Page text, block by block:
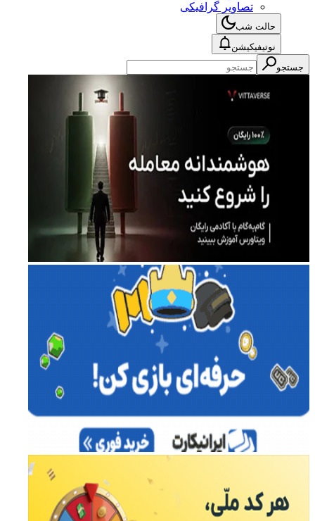
تصاویر گرافیکی
حالت شب
نوتیفیکیشن
جستجو